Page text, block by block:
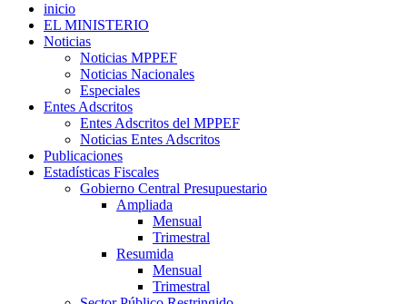
inicio
EL MINISTERIO
Noticias
Noticias MPPEF
Noticias Nacionales
Especiales
Entes Adscritos
Entes Adscritos del MPPEF
Noticias Entes Adscritos
Publicaciones
Estadísticas Fiscales
Gobierno Central Presupuestario
Ampliada
Mensual
Trimestral
Resumida
Mensual
Trimestral